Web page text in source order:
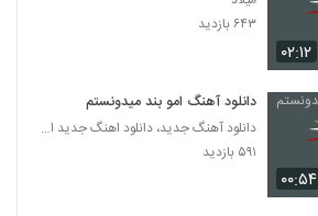
Atlantis)
۳۰۷ بازدید
دانلود آهنگ فرشته از علیرضا قضایی به همراه
متن ترانه
کمیکال بند آهنگ قفلی
۰۲:۱۲
۶۴۳ بازدید
۰۰:۵۴
دانلود آهنگ امو بند میدونستم
دانلود آهنگ جدید، دانلود اهنگ جدید ایرانی
۵۹۱ بازدید